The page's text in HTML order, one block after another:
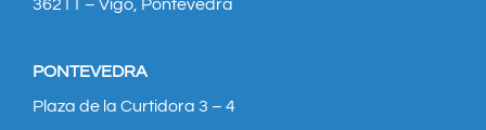
36211 – Vigo, Pontevedra
PONTEVEDRA
Plaza de la Curtidora 3 – 4